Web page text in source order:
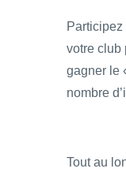
votre club
gagner le
nombre
Tout au